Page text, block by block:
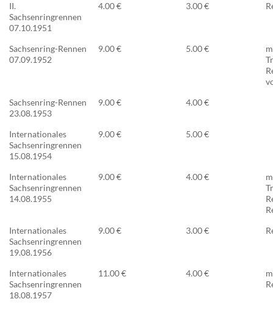
II.
Sachsenringrennen
07.10.1951
4.00 € 3.00 €
Sachsenring-Rennen
07.09.1952
9.00 € 5.00 €
Sachsenring-Rennen
23.08.1953
9.00 € 4.00 €
Internationales
Sachsenringrennen
15.08.1954
9.00 € 5.00 €
Internationales
Sachsenringrennen
14.08.1955
9.00 € 4.00 €
Internationales
Sachsenringrennen
19.08.1956
9.00 € 3.00 €
Internationales
Sachsenringrennen
18.08.1957
11.00 € 4.00 €